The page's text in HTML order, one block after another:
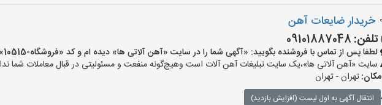
خریدار ضایعات آهن
تلفن: 09101887048
لطفا پس از تماس با فروشنده بگویید: «آگهی شما را در سایت «آهن آلاتی ها» دیده ام و کد «فروشگاه-10515» را اعلام کنید»
سایت «آهن آلاتی ها»،یک سایت تبلیغات آهن آلات است وهیچ‌گونه منفعت و مسئولیتی در قبال معاملات شما
مکان:تهران - تهران
انتقال آگهی به اول لیست (افزایش بازدید)